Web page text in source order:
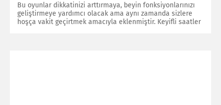
Bu oyunlar dikkatinizi arttırmaya, beyin fonksiyonlarınızı
geliştirmeye yardımcı olacak ama aynı zamanda sizlere
hoşça vakit geçirtmek amacıyla eklenmiştir. Keyifli saatler